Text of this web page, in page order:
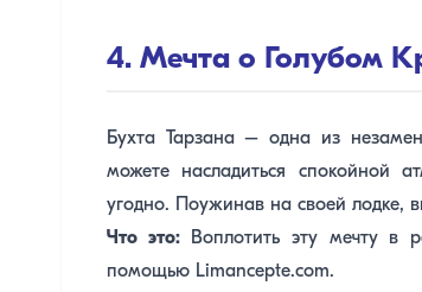
4. Мечта о Голубом
Бухта Тарзана – одна из
можете насладиться спокойной
угодно. Поужинав на своей лодке,
Что это:Воплотить эту мечту в
помощью Limancepte.com.